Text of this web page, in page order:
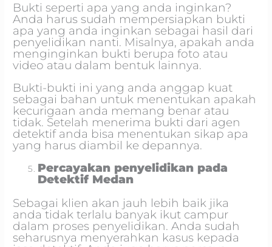
Bukti seperti apa yang anda inginkan?
Anda harus sudah mempersiapkan bukti
apa yang anda inginkan sebagai hasil dari
penyelidikan nanti. Misalnya, apakah anda
menginginkan bukti berupa foto atau
video atau dalam bentuk lainnya.
Bukti-bukti ini yang anda anggap kuat
sebagai bahan untuk menentukan apakah
kecurigaan anda memang benar atau
tidak. Setelah menerima bukti dari agen
detektif anda bisa menentukan sikap apa
yang harus diambil ke depannya.
Percayakan penyelidikan pada
Detektif Medan
Sebagai klien akan jauh lebih baik jika
anda tidak terlalu banyak ikut campur
dalam proses penyelidikan. Anda sudah
seharusnya menyerahkan kasus kepada